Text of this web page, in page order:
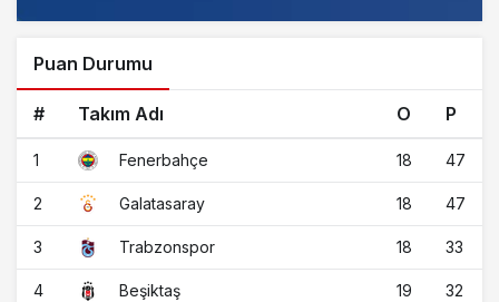
Puan Durumu
# Takım Adı O P
1 Fenerbahçe 18 47
2 Galatasaray 18 47
3 Trabzonspor 18 33
4 Beşiktaş 19 32